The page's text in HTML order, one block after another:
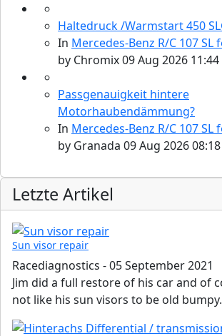
Haltedruck /Warmstart 450
In Mercedes-Benz R/C 107 SL
by Chromix09 Aug 2026 11:44
Passgenauigkeit hintere
Motorhaubendämmung?
In Mercedes-Benz R/C 107 SL
by Granada 09 Aug 2026 08:18
Letzte Artikel
Sun visor repair
Racediagnostics -05 September 2021
Jim did a full restore of his car and of
not like his sun visors to be old